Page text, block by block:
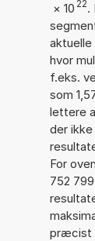
× 10 22.
aktuelle
hvor
f.eks.
som
lettere
der
For
752
præcist